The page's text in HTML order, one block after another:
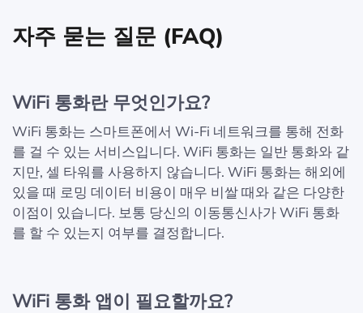
자주 묻는 질문 (FAQ)
WiFi 통화란 무엇인가요?
WiFi 통화는 스마트폰에서 Wi-Fi 네트워크를 통해 전화
를 걸 수 있는 서비스입니다. WiFi 통화는 일반 통화와 같
지만, 셀 타워를 사용하지 않습니다. WiFi 통화는 해외에
있을 때 로밍 데이터 비용이 매우 비쌀 때와 같은 다양한
이점이 있습니다. 보통 당신의 이동통신사가 WiFi 통화
를 할 수 있는지 여부를 결정합니다.
WiFi 통화 앱이 필요할까요?